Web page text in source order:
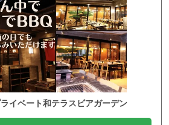
イベート和テラスビアガーデン